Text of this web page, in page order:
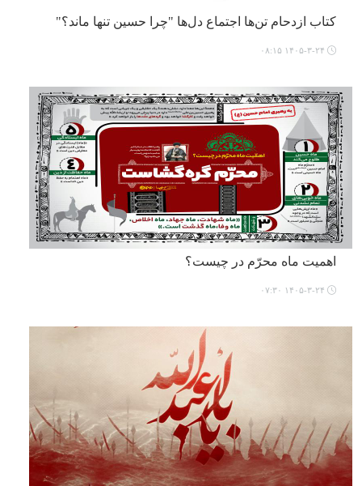
کتاب ازدحام تن‌ها اجتماع دل‌ها "چرا حسین تنها ماند؟"
اهمیت ماه محرّم در چیست؟